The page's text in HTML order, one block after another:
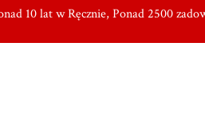
10 lat w Ręcznie, Ponad 2500